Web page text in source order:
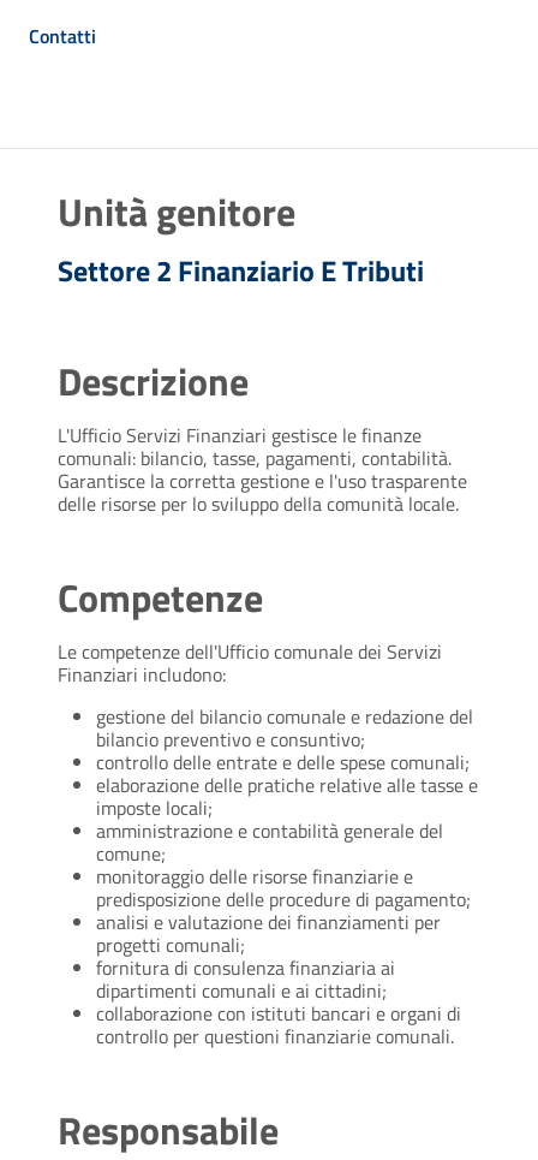
Contatti
Unità genitore
Settore 2 Finanziario E Tributi
Descrizione
L'Ufficio Servizi Finanziari gestisce le finanze
comunali: bilancio, tasse, pagamenti, contabilità.
Garantisce la corretta gestione e l'uso trasparente
delle risorse per lo sviluppo della comunità locale.
Competenze
Le competenze dell'Ufficio comunale dei Servizi
Finanziari includono:
gestione del bilancio comunale e redazione del
bilancio preventivo e consuntivo;
controllo delle entrate e delle spese comunali;
elaborazione delle pratiche relative alle tasse e
imposte locali;
amministrazione e contabilità generale del
comune;
monitoraggio delle risorse finanziarie e
predisposizione delle procedure di pagamento;
analisi e valutazione dei finanziamenti per
progetti comunali;
fornitura di consulenza finanziaria ai
dipartimenti comunali e ai cittadini;
collaborazione con istituti bancari e organi di
controllo per questioni finanziarie comunali.
Responsabile